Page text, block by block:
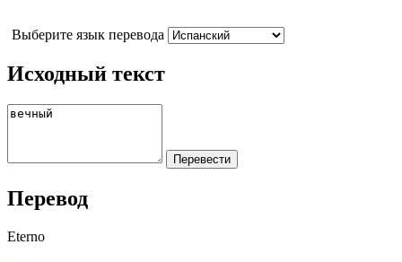
Выберите язык перевода
Исходный текст
Перевод
Eterno